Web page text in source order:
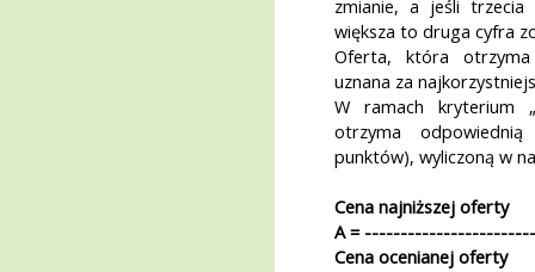
zmianie, a jeśli
większa to druga cyfra
Oferta, która otrzyma
uznana za
W ramach kryterium
otrzyma
punktów), wyliczoną w
Cena najniższej oferty
A =
Cena ocenianej oferty